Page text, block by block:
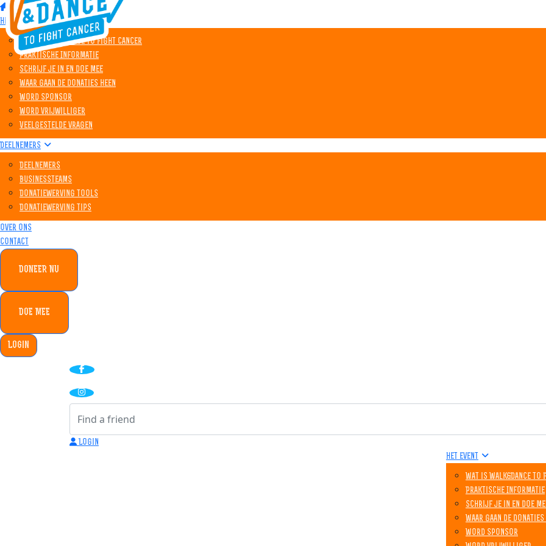
Home
Het event
Wat is Walk&Dance to Fight Cancer
Praktische Informatie
Schrijf je in en doe mee
Waar gaan de donaties heen
Word sponsor
Word vrijwilliger
Veelgestelde vragen
Deelnemers
Deelnemers
Businessteams
Donatiewerving tools
Donatiewerving tips
Over ons
Contact
DONEER NU
DOE MEE
Login
Login
Het event
Wat is Walk&Dance to
Praktische Informatie
Schrijf je in en doe
Waar gaan de donaties
Word sponsor